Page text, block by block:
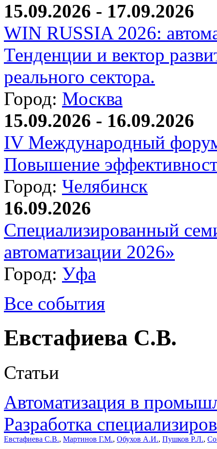
15.09.2026 - 17.09.2026
WIN RUSSIA 2026:
Тенденции и вектор
реального сектора.
Город: Москва
15.09.2026 - 16.09.2026
IV Международный
Повышение
Город: Челябинск
16.09.2026
Специализированный
автоматизации 2026»
Город: Уфа
Все события
Евстафиева С.В.
Статьи
Автоматизация в
Разработка
Евстафиева С.В., Мартинов Г.М., Обухов А.И., Пушков Р.Л.,